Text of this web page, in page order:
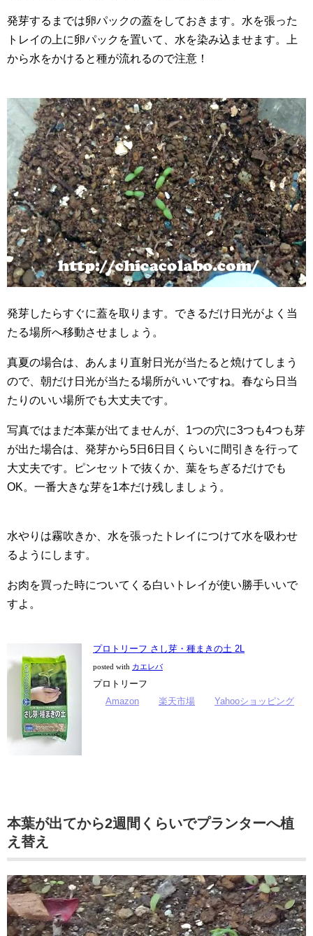
発芽するまでは卵パックの蓋をしておきます。水を張った
トレイの上に卵パックを置いて、水を染み込ませます。上
から水をかけると種が流れるので注意！
発芽したらすぐに蓋を取ります。できるだけ日光がよく当
たる場所へ移動させましょう。
真夏の場合は、あんまり直射日光が当たると焼けてしまう
ので、朝だけ日光が当たる場所がいいですね。春なら日当
たりのいい場所でも大丈夫です。
写真ではまだ本葉が出てませんが、1つの穴に3つも4つも芽
が出た場合は、発芽から5日6日目くらいに間引きを行って
大丈夫です。ピンセットで抜くか、葉をちぎるだけでも
OK。一番大きな芽を1本だけ残しましょう。
水やりは霧吹きか、水を張ったトレイにつけて水を吸わせ
るようにします。
お肉を買った時についてくる白いトレイが使い勝手いいで
すよ。
プロトリーフ さし芽・種まきの土 2L
posted with カエレバ
プロトリーフ
Amazon
楽天市場 Yahooショッピング
本葉が出てから2週間くらいでプランターへ植
え替え